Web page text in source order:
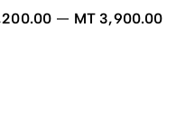
— MT 3,900.00